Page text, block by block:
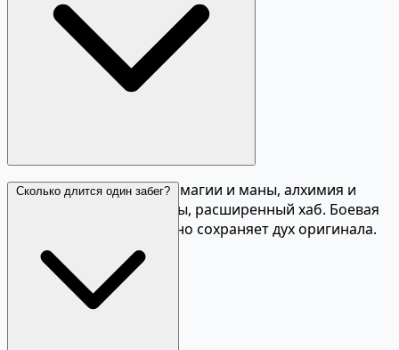
Новая героиня, система магии и маны, алхимия и
крафт, новые боги и дары, расширенный хаб. Боевая
система переработана, но сохраняет дух оригинала.
Сколько длится один забег?